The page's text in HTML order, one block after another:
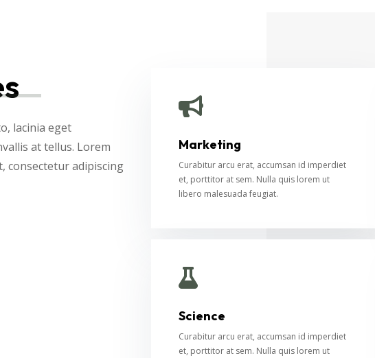
lacinia eget
at tellus. Lorem
consectetur adipiscing

Marketing
Curabitur arcu erat, accumsan id imperdiet
et, porttitor at sem. Nulla quis lorem ut
libero malesuada feugiat.

Science
Curabitur arcu erat, accumsan id imperdiet
et, porttitor at sem. Nulla quis lorem ut